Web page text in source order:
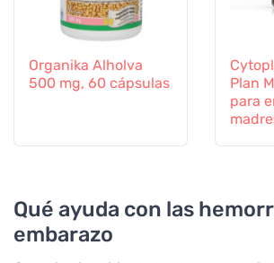
Organika Alholva
500 mg, 60 cápsulas
Plan
para
Qué ayuda con las
embarazo